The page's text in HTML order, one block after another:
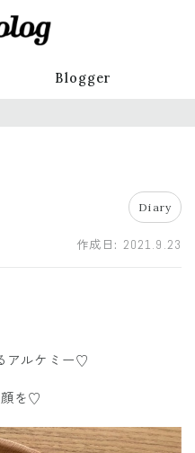
Blogger
Diary
作成日: 2021.9.23
アルケミー♡
を♡